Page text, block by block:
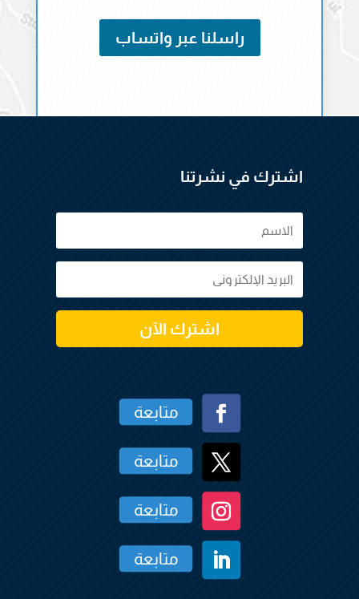
راسلنا عبر واتساب
اشترك في نشرتنا
اشترك الآن
متابعة
متابعة
متابعة
متابعة